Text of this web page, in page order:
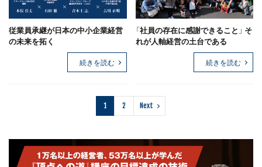
従業員承継が日本の中小企業経営
の未来を拓く
続きを読む
「社員の存在に感謝できること」 そ
れが人軸経営の土台である
続きを読む
1 2 Next